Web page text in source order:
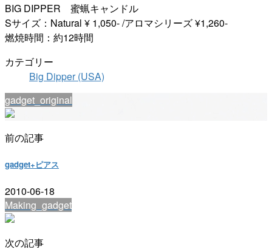
BIG DIPPER 蜜蝋キャンドル
Sサイズ：Natural ¥ 1,050- /アロマシリーズ ¥1,260-
燃焼時間：約12時間
カテゴリー
Big Dipper (USA)
gadget_original
前の記事
gadget+ピアス
2010-06-18
Making_gadget
次の記事